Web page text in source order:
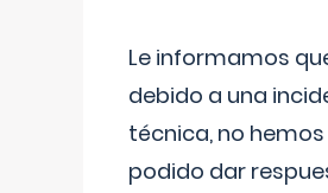
Le informamos
debido a una
técnica, no hemos
podido dar